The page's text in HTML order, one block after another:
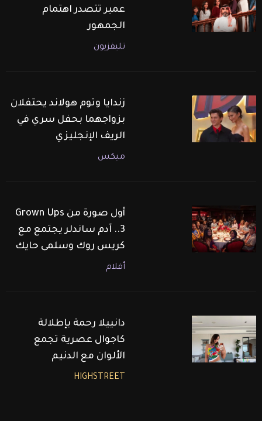
عمير تتصدر اهتمام
الجمهور
تليفزيون
زندايا وتوم هولاند يحتفلان
بزواجهما بحفل سري في
الريف الإنجليزي
ميكس
أول صورة من Grown Ups
3.. آدم ساندلر يجتمع مع
كريس روك وسلمى حايك
أفلام
دانييلا رحمة بإطلالة
كاجوال عصرية تجمع
الألوان مع الدنيم
HIGHSTREET